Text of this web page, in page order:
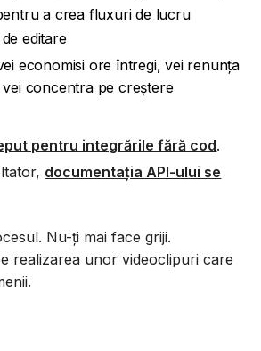
a crea fluxuri de lucru
editare
economisi ore întregi, vei renunța
concentra pe creștere
pentru integrările fără cod.
documentația API-ului se
Nu-ți mai face griji.
realizarea unor videoclipuri care